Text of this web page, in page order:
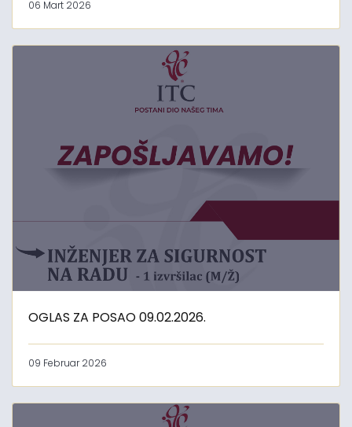
06 Mart 2026
OGLAS ZA POSAO 09.02.2026.
09 Februar 2026